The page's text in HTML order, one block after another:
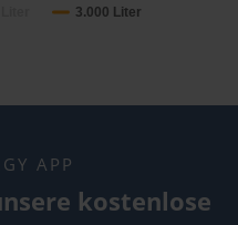
3.000 Liter
APP
kostenlose